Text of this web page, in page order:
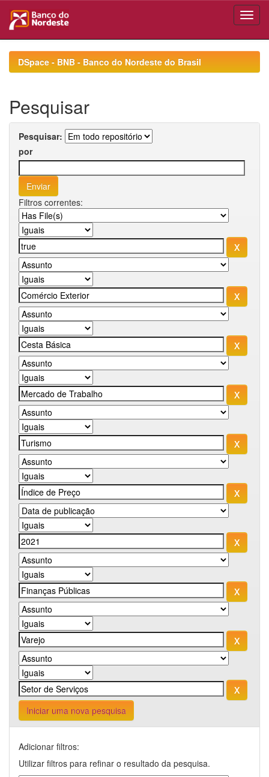
navigationDSpace - BNB - Banco do Nordeste do Brasil
Pesquisar
Pesquisar:
por
Filtros correntes:
Iniciar uma nova pesquisa
Adicionar filtros:
Utilizar filtros para refinar o resultado da pesquisa.